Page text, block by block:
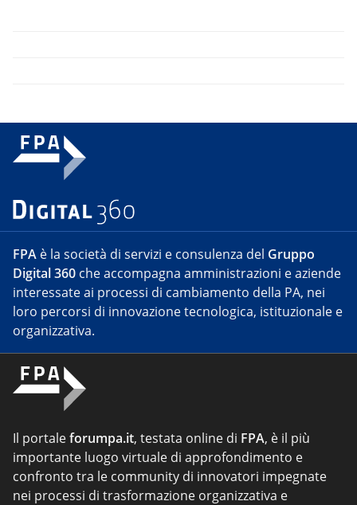
FPA è la società di servizi e consulenza del Gruppo
Digital 360 che accompagna amministrazioni e aziende
interessate ai processi di cambiamento della PA, nei
loro percorsi di innovazione tecnologica, istituzionale e
organizzativa.
Il portaleforumpa.it, testata online di FPA, è il più
importante luogo virtuale di approfondimento e
confronto tra le community di innovatori impegnate
nei processi di trasformazione organizzativa e